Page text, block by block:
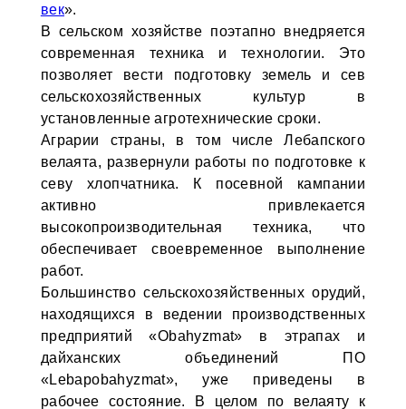
век».
В сельском хозяйстве поэтапно внедряется
современная техника и технологии. Это
позволяет вести подготовку земель и сев
сельскохозяйственных культур в
установленные агротехнические сроки.
Аграрии страны, в том числе Лебапского
велаята, развернули работы по подготовке к
севу хлопчатника. К посевной кампании
активно привлекается
высокопроизводительная техника, что
обеспечивает своевременное выполнение
работ.
Большинство сельскохозяйственных орудий,
находящихся в ведении производственных
предприятий «Obahyzmat» в этрапах и
дайханских объединений ПО
«Lebapobahyzmat», уже приведены в
рабочее состояние. В целом по велаяту к